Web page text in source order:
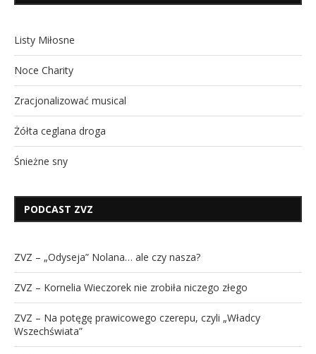
Listy Miłosne
Noce Charity
Zracjonalizować musical
Żółta ceglana droga
Śnieżne sny
PODCAST ZVZ
ZVZ – „Odyseja” Nolana… ale czy nasza?
ZVZ – Kornelia Wieczorek nie zrobiła niczego złego
ZVZ – Na potęgę prawicowego czerepu, czyli „Władcy
Wszechświata”